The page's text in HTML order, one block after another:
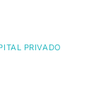
PRIVADO